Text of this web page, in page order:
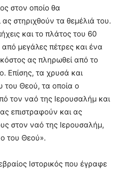
στον οποίο θα
στηριχθούν τα θεμέλιά του.
και το πλάτος του 60
μεγάλες πέτρες και ένα
ας πληρωθεί από το
Επίσης, τα χρυσά και
του Θεού, τα οποία ο
τον ναό της Ιερουσαλήμ και
επιστραφούν και ας
στον ναό της Ιερουσαλήμ,
του Θεού».
Ιστορικός που έγραφε